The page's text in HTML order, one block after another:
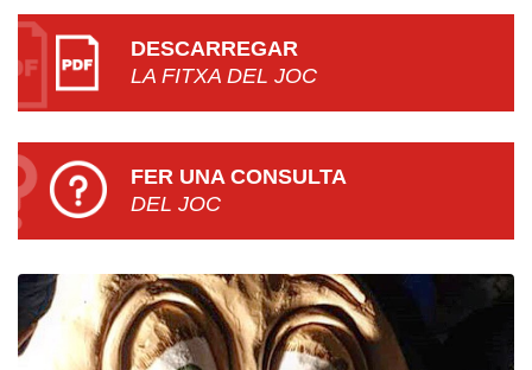
DESCARREGAR
LA FITXA DEL JOC
FER UNA CONSULTA
DEL JOC